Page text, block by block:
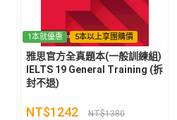
1本就優惠 5本以上享團購價
雅思官方全真題本(一般訓練組)
IELTS 19 General Training (拆
封不退)
NT$1242 NT$1380